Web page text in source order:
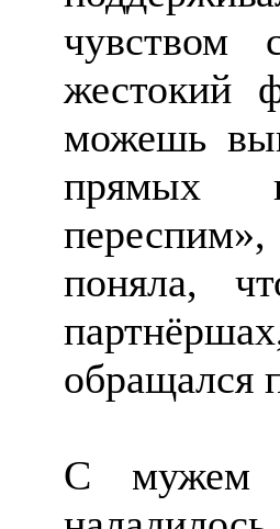
чувством
жестокий
можешь
прямых
поняла,
обращался
С мужем